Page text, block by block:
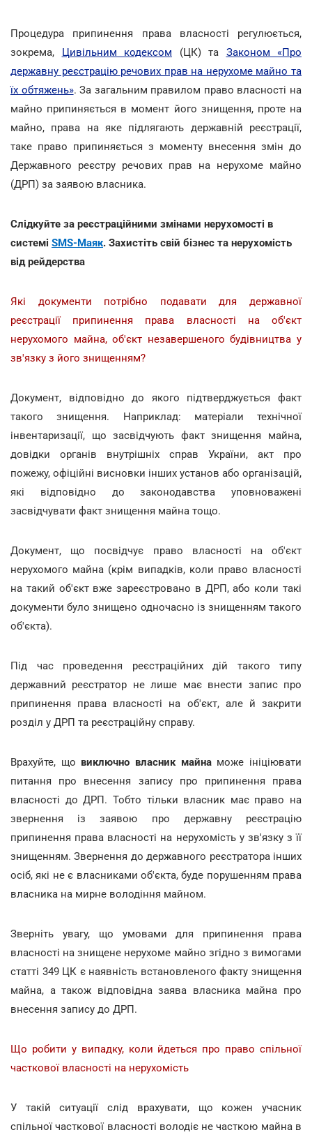
Процедура припинення права власності регулюється,
зокрема, Цивільним кодексом (ЦК) та Законом «Про
державну реєстрацію речових прав на нерухоме майно та
їх обтяжень». За загальним правилом право власності на
майно припиняється в момент його знищення, проте на
майно, права на яке підлягають державній реєстрації,
таке право припиняється з моменту внесення змін до
Державного реєстру речових прав на нерухоме майно
(ДРП) за заявою власника.
Слідкуйте за реєстраційними змінами нерухомості в
системі SMS-Маяк. Захистіть свій бізнес та нерухомість
від рейдерства
Які документи потрібно подавати для державної
реєстрації припинення права власності на об'єкт
нерухомого майна, об'єкт незавершеного будівництва у
зв'язку з його знищенням?
Документ, відповідно до якого підтверджується факт
такого знищення. Наприклад: матеріали технічної
інвентаризації, що засвідчують факт знищення майна,
довідки органів внутрішніх справ України, акт про
пожежу, офіційні висновки інших установ або організацій,
які відповідно до законодавства уповноважені
засвідчувати факт знищення майна тощо.
Документ, що посвідчує право власності на об'єкт
нерухомого майна (крім випадків, коли право власності
на такий об'єкт вже зареєстровано в ДРП, або коли такі
документи було знищено одночасно із знищенням такого
об'єкта).
Під час проведення реєстраційних дій такого типу
державний реєстратор не лише має внести запис про
припинення права власності на об'єкт, але й закрити
розділ у ДРП та реєстраційну справу.
Врахуйте, що виключно власник майнаможе ініціювати
питання про внесення запису про припинення права
власності до ДРП. Тобто тільки власник має право на
звернення із заявою про державну реєстрацію
припинення права власності на нерухомість у зв'язку з її
знищенням. Звернення до державного реєстратора інших
осіб, які не є власниками об'єкта, буде порушенням права
власника на мирне володіння майном.
Зверніть увагу, що умовами для припинення права
власності на знищене нерухоме майно згідно з вимогами
статті 349 ЦК є наявність встановленого факту знищення
майна, а також відповідна заява власника майна про
внесення запису до ДРП.
Що робити у випадку, коли йдеться про право спільної
часткової власності на нерухомість
У такій ситуації слід врахувати, що кожен учасник
спільної часткової власності володіє не часткою майна в